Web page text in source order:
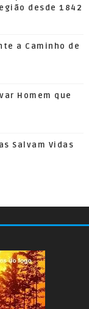
desde 1842
a Caminho de
Homem que
Salvam Vidas